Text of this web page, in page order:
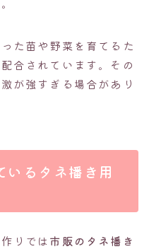
た苗や野菜を育てるた
合されています。その
が強すぎる場合があり
いるタネ播き用
りでは市販のタネ播き